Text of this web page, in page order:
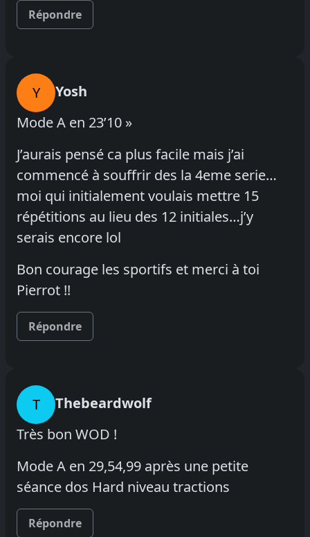
Répondre
Y
Yosh
Mode A en 23’10 »
J’aurais pensé ca plus facile mais j’ai
commencé à souffrir des la 4eme serie…
moi qui initialement voulais mettre 15
répétitions au lieu des 12 initiales…j’y
serais encore lol
Bon courage les sportifs et merci à toi
Pierrot !!
Répondre
T
Thebeardwolf
Très bon WOD !
Mode A en 29,54,99 après une petite
séance dos Hard niveau tractions
Répondre